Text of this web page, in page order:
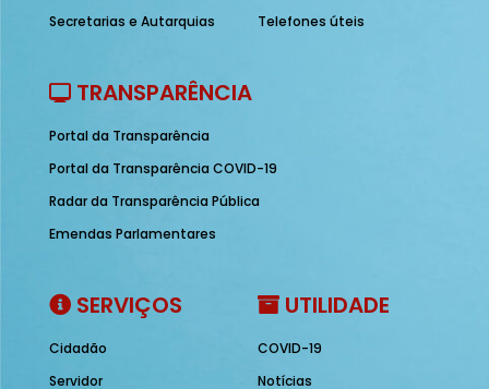
Secretarias e Autarquias
Telefones úteis
TRANSPARÊNCIA
Portal da Transparência
Portal da Transparência COVID-19
Radar da Transparência Pública
Emendas Parlamentares
SERVIÇOS
Cidadão
Servidor
UTILIDADE
COVID-19
Notícias